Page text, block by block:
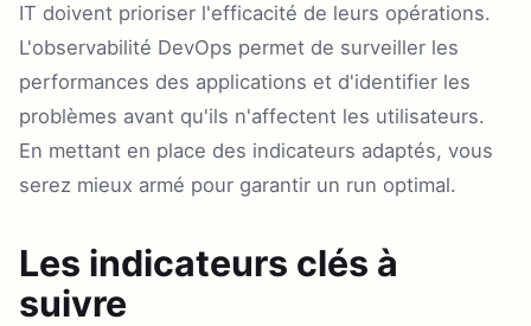
IT doivent prioriser l'efficacité de leurs opérations.
L'observabilité DevOps permet de surveiller les
performances des applications et d'identifier les
problèmes avant qu'ils n'affectent les utilisateurs.
En mettant en place des indicateurs adaptés, vous
serez mieux armé pour garantir un run optimal.
Les indicateurs clés à
suivre